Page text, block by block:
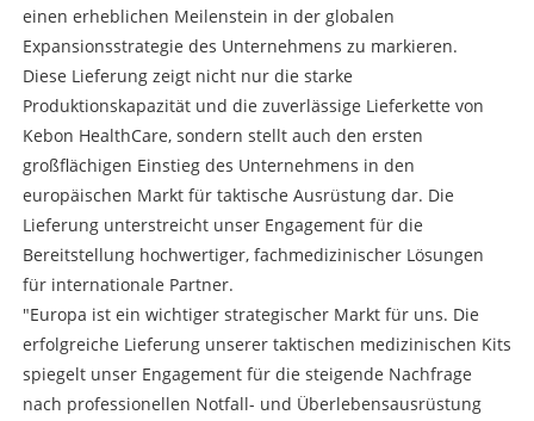
einen erheblichen Meilenstein in der globalen
Expansionsstrategie des Unternehmens zu markieren.
Diese Lieferung zeigt nicht nur die starke
Produktionskapazität und die zuverlässige Lieferkette von
Kebon HealthCare, sondern stellt auch den ersten
großflächigen Einstieg des Unternehmens in den
europäischen Markt für taktische Ausrüstung dar. Die
Lieferung unterstreicht unser Engagement für die
Bereitstellung hochwertiger, fachmedizinischer Lösungen
für internationale Partner.
"Europa ist ein wichtiger strategischer Markt für uns. Die
erfolgreiche Lieferung unserer taktischen medizinischen Kits
spiegelt unser Engagement für die steigende Nachfrage
nach professionellen Notfall- und Überlebensausrüstung